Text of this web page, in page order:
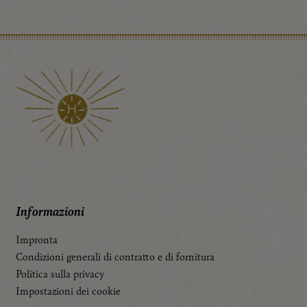
Informazioni
Impronta
Condizioni generali di contratto e di fornitura
Politica sulla privacy
Impostazioni dei cookie
Se si accettano i cookie di media esterni, l’accesso a
Google Maps
Contenuto incorporato
Essenziale